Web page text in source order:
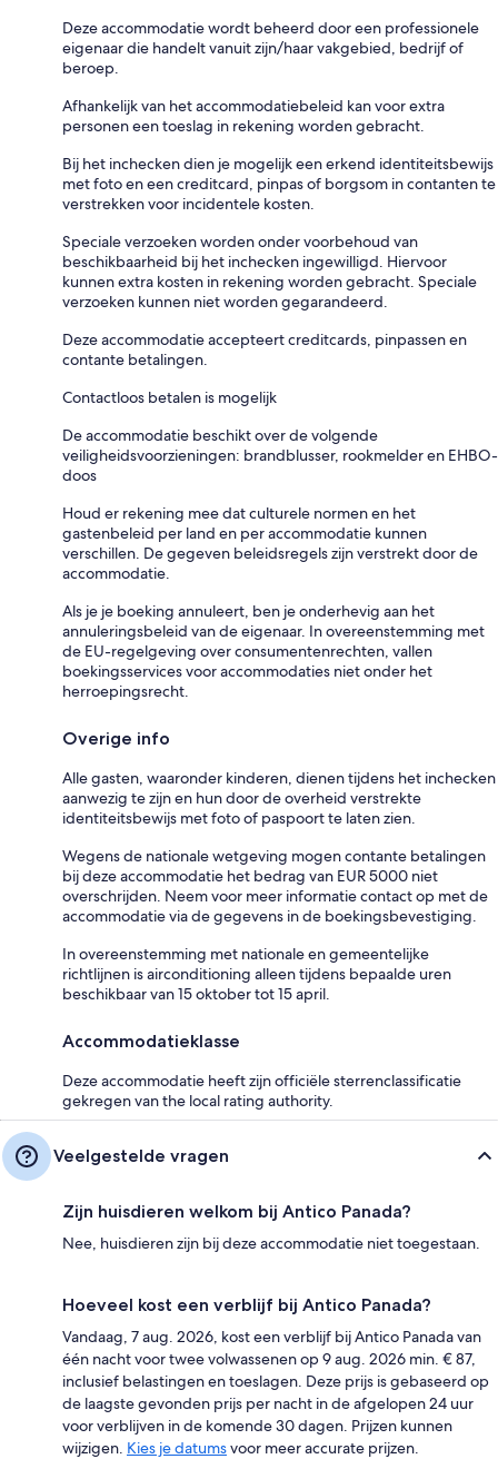
Deze accommodatie wordt beheerd door een professionele
eigenaar die handelt vanuit zijn/haar vakgebied, bedrijf of
beroep.
Afhankelijk van het accommodatiebeleid kan voor extra
personen een toeslag in rekening worden gebracht.
Bij het inchecken dien je mogelijk een erkend identiteitsbewijs
met foto en een creditcard, pinpas of borgsom in contanten te
verstrekken voor incidentele kosten.
Speciale verzoeken worden onder voorbehoud van
beschikbaarheid bij het inchecken ingewilligd. Hiervoor
kunnen extra kosten in rekening worden gebracht. Speciale
verzoeken kunnen niet worden gegarandeerd.
Deze accommodatie accepteert creditcards, pinpassen en
contante betalingen.
Contactloos betalen is mogelijk
De accommodatie beschikt over de volgende
veiligheidsvoorzieningen: brandblusser, rookmelder en EHBO-
doos
Houd er rekening mee dat culturele normen en het
gastenbeleid per land en per accommodatie kunnen
verschillen. De gegeven beleidsregels zijn verstrekt door de
accommodatie.
Als je je boeking annuleert, ben je onderhevig aan het
annuleringsbeleid van de eigenaar. In overeenstemming met
de EU-regelgeving over consumentenrechten, vallen
boekingsservices voor accommodaties niet onder het
herroepingsrecht.
Overige info
Alle gasten, waaronder kinderen, dienen tijdens het inchecken
aanwezig te zijn en hun door de overheid verstrekte
identiteitsbewijs met foto of paspoort te laten zien.
Wegens de nationale wetgeving mogen contante betalingen
bij deze accommodatie het bedrag van EUR 5000 niet
overschrijden. Neem voor meer informatie contact op met de
accommodatie via de gegevens in de boekingsbevestiging.
In overeenstemming met nationale en gemeentelijke
richtlijnen is airconditioning alleen tijdens bepaalde uren
beschikbaar van 15 oktober tot 15 april.
Accommodatieklasse
Deze accommodatie heeft zijn officiële sterrenclassificatie
gekregen van the local rating authority.
Veelgestelde vragen
Zijn huisdieren welkom bij Antico Panada?
Nee, huisdieren zijn bij deze accommodatie niet toegestaan.
Hoeveel kost een verblijf bij Antico Panada?
Vandaag, 7 aug. 2026, kost een verblijf bij Antico Panada van
één nacht voor twee volwassenen op 9 aug. 2026 min. € 87,
inclusief belastingen en toeslagen. Deze prijs is gebaseerd op
de laagste gevonden prijs per nacht in de afgelopen 24 uur
voor verblijven in de komende 30 dagen. Prijzen kunnen
wijzigen. Kies je datumsvoor meer accurate prijzen.